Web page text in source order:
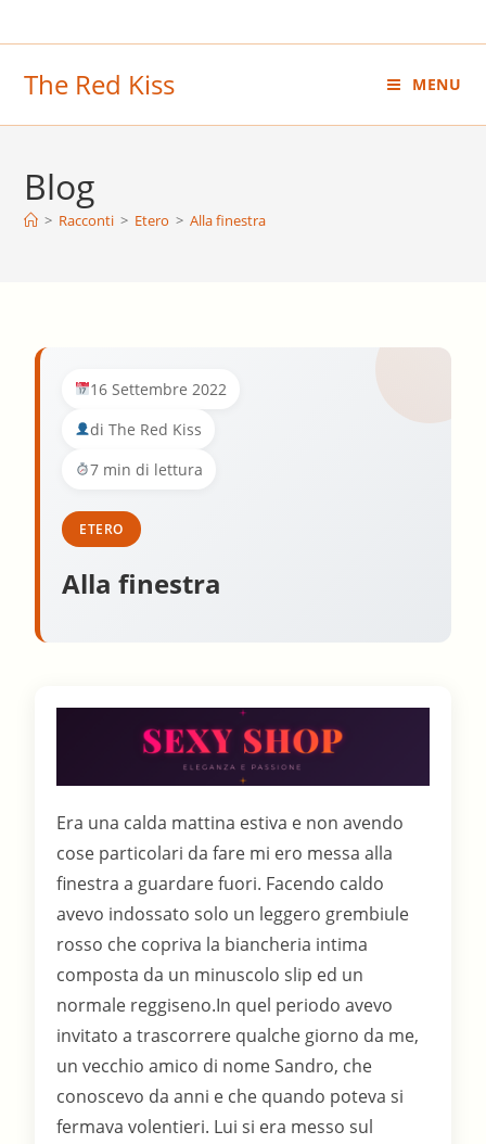
al
The Red Kiss MENU
Blog
> Racconti > Etero > Alla finestra
16 Settembre 2022
di The Red Kiss
7 min di lettura
ETERO
Alla finestra
Era una calda mattina estiva e non avendo
cose particolari da fare mi ero messa alla
finestra a guardare fuori. Facendo caldo
avevo indossato solo un leggero grembiule
rosso che copriva la biancheria intima
composta da un minuscolo slip ed un
normale reggiseno.In quel periodo avevo
invitato a trascorrere qualche giorno da me,
un vecchio amico di nome Sandro, che
conoscevo da anni e che quando poteva si
fermava volentieri. Lui si era messo sul